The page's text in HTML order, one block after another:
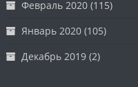
Февраль 2020 (115)
Январь 2020 (105)
Декабрь 2019 (2)